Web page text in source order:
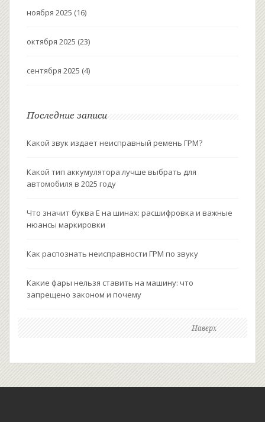
ноября 2025 (16)
октября 2025 (23)
сентября 2025 (4)
Последние записи
Какой звук издает неисправный ремень ГРМ?
Какой тип аккумулятора лучше выбрать для
автомобиля в 2025 году
Что значит буква Е на шинах: расшифровка и важные
нюансы маркировки
Как распознать неисправности ГРМ по звуку
Какие фары нельзя ставить на машину: что
запрещено законом и почему
Наверх